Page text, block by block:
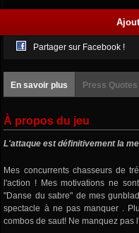
Partager sur Facebook !
En savoir plus Press Quotes
À propos du jeu
L'attaque est définitivement la
Mes concurrents chasseurs de
l'action ! Mes motivations ne
"Danse du sabre" de mes
spectacle à ne pas manquer .
combos de saut! Ne manquez pas